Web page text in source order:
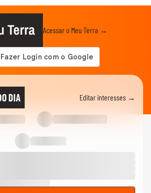
Terra Acessar o Meu Terra →
DIA Editar interesses →